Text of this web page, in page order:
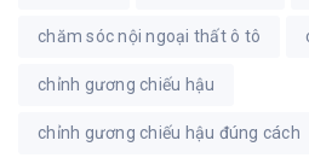
chăm sóc nội ngoại thất ô tô
chỉnh gương chiếu hậu
chỉnh gương chiếu hậu đúng cách